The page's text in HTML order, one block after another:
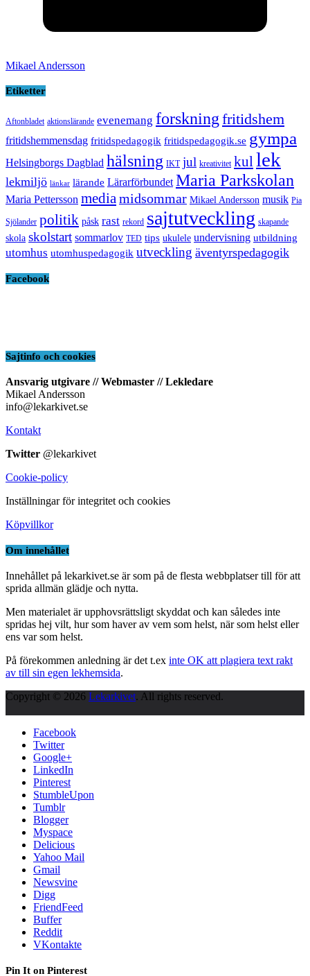
Mikael Andersson
Etiketter
Aftonbladet aktionslärande evenemang forskning fritidshem
fritidshemmensdag fritidspedagogik fritidspedagogik.se gympa
Helsingborgs Dagblad hälsning IKT jul kreativitet kul lek
lekmiljö länkar lärande Lärarförbundet Maria Parkskolan
Maria Pettersson mediamidsommar Mikael Andersson musik Pia
Sjölander politik påsk rast rekord sajtutveckling skapande
skola skolstart sommarlov TED tips ukulele undervisning utbildning
utomhus utomhuspedagogik utveckling äventyrspedagogik
Facebook
Sajtinfo och cookies
Ansvarig utgivare // Webmaster // Lekledare
Mikael Andersson
info@lekarkivet.se
Kontakt
Twitter @lekarkivet
Cookie-policy
Inställningar för integritet och cookies
Köpvillkor
Om innehållet
Innehållet på lekarkivet.se är som på de flesta webbplatser till för att
sprida allmän glädje och nytta.
Men materialet är upphovsrättsligt skyddat och kan således inte
spridas hej vilt, hur som haver av vem som helst, när som helst eller
ens var som helst.
På förekommen anledning är det t.ex inte OK att plagiera text rakt
av till sin egen lekhemsida.
Copyright © 2026 Lekarkivet. All rights reserved.
Facebook
Twitter
Google+
LinkedIn
Pinterest
StumbleUpon
Tumblr
Blogger
Myspace
Delicious
Yahoo Mail
Gmail
Newsvine
Digg
FriendFeed
Buffer
Reddit
VKontakte
Pin It on Pinterest